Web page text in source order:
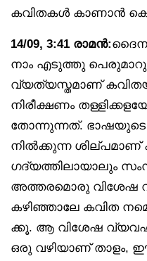
കവിതകൾ കാണാൻ
14/09, 3:41 രാമൻ:
നാം എടുത്തു
വ്യത്യസ്തമാണ്
നിരീക്ഷണം
തോന്നുന്നത്. ഭാഷയുടെ
നിൽക്കുന്ന ശില്പമാണ്
ഗദ്യത്തിലായാലും
അത്തരമൊരു വിശേഷ
കഴിഞ്ഞാലേ കവിത
ക്കൂ. ആ വിശേഷ
ഒരു വഴിയാണ് താളം,